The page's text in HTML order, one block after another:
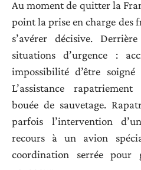
Au moment de quitter la
point la prise en charge des
s’avérer décisive.
situations d’urgence :
impossibilité d’être
L’assistance
bouée de sauvetage.
parfois l’intervention
recours à un avion
coordination serrée